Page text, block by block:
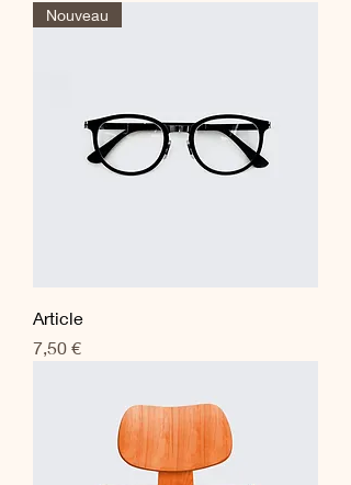
Nouveau
Article
Prix
7,50 €